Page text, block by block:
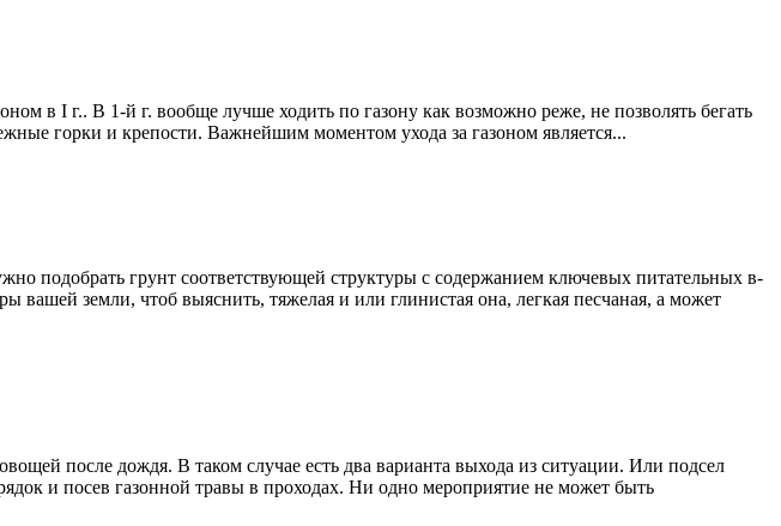
в I г.. В 1-й г. вообще лучше ходить по газону как возможно реже, не позволять бегать
горки и крепости. Важнейшим моментом ухода за газоном является...
подобрать грунт соответствующей структуры с содержанием ключевых питательных в-
земли, чтоб выяснить, тяжелая и или глинистая она, легкая песчаная, а может
после дождя. В таком случае есть два варианта выхода из ситуации. Или подсел
и посев газонной травы в проходах. Ни одно мероприятие не может быть